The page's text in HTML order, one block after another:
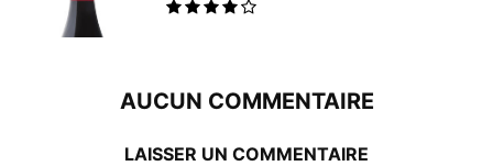
AUCUN COMMENTAIRE
LAISSER UN COMMENTAIRE